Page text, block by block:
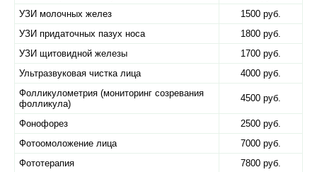
УЗИ молочных желез
1500 руб.
УЗИ придаточных пазух носа
1800 руб.
УЗИ щитовидной железы
1700 руб.
Ультразвуковая чистка лица
4000 руб.
Фолликулометрия (мониторинг созревания
фолликула)
4500 руб.
Фонофорез
2500 руб.
Фотоомоложение лица
7000 руб.
Фототерапия
7800 руб.